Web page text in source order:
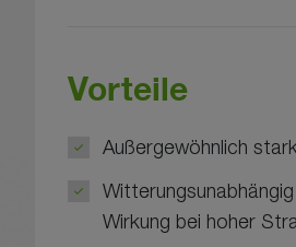
Vorteile
Außergewöhnlich
Wirkung bei hoher